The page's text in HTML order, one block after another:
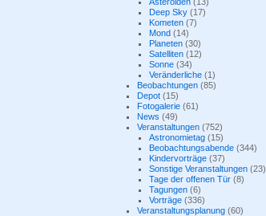
Deep Sky(17)
Kometen(7)
Mond(14)
Planeten(30)
Satelliten(12)
Sonne(34)
Veränderliche(1)
Beobachtungen (85)
Depot (15)
Fotogalerie (61)
News (49)
Veranstaltungen (752)
Astronomietag(15)
Beobachtungsabende(344)
Kindervorträge(37)
Sonstige Veranstaltungen(23)
Tage der offenen Tür(8)
Tagungen(6)
Vorträge(336)
Veranstaltungsplanung (60)